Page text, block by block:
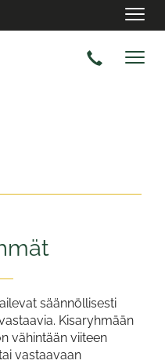
säännöllisesti
Kisaryhmään
vähintään viiteen
vastaavaan